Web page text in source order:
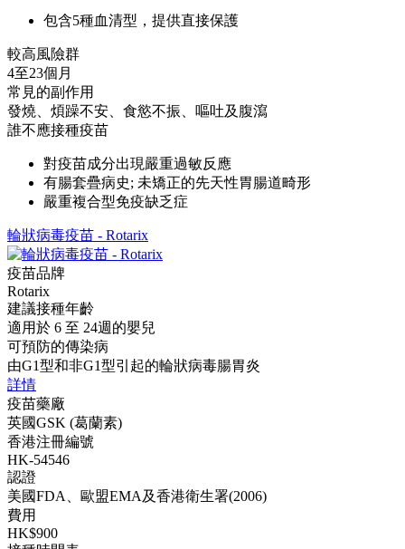
包含5種血清型，提供直接保護
較高風險群
4至23個月
常見的副作用
發燒、煩躁不安、食慾不振、嘔吐及腹瀉
誰不應接種疫苗
對疫苗成分出現嚴重過敏反應
有腸套疊病史; 未矯正的先天性胃腸道畸形
嚴重複合型免疫缺乏症
輪狀病毒疫苗 - Rotarix
疫苗品牌
Rotarix
建議接種年齡
適用於 6 至 24週的嬰兒
可預防的傳染病
由G1型和非G1型引起的輪狀病毒腸胃炎
詳情
疫苗藥廠
英國GSK (葛蘭素)
香港注冊編號
HK-54546
認證
美國FDA、歐盟EMA及香港衛生署(2006)
費用
HK$900